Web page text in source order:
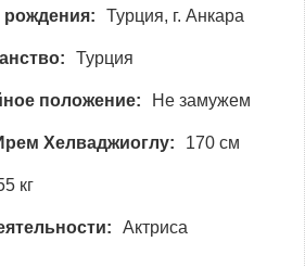
рождения: Турция, г. Анкара
Турция
положение: Не замужем
Хелваджиоглу: 170 см
кг
Актриса